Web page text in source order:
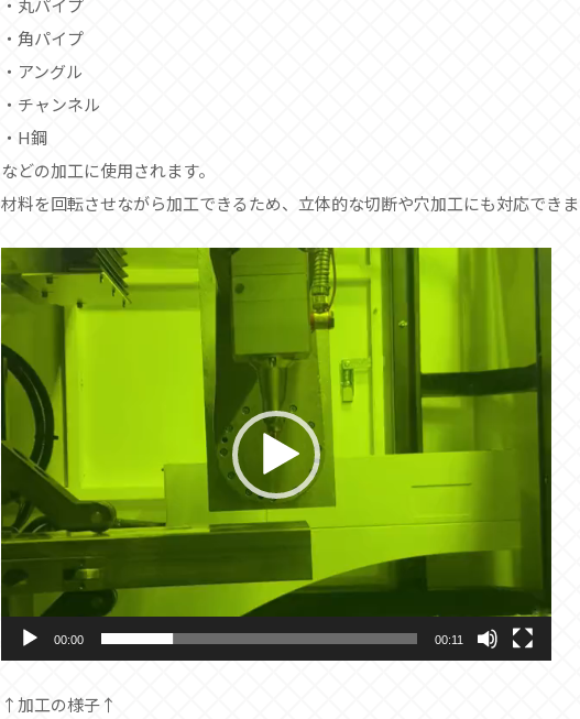
・丸パイプ
・角パイプ
・アングル
・チャンネル
・H鋼
などの加工に使用されます。
材料を回転させながら加工できるため、立体的な切断や穴加工にも対応できま
動
画
レ
ー
00:00 00:11
↑加工の様子↑